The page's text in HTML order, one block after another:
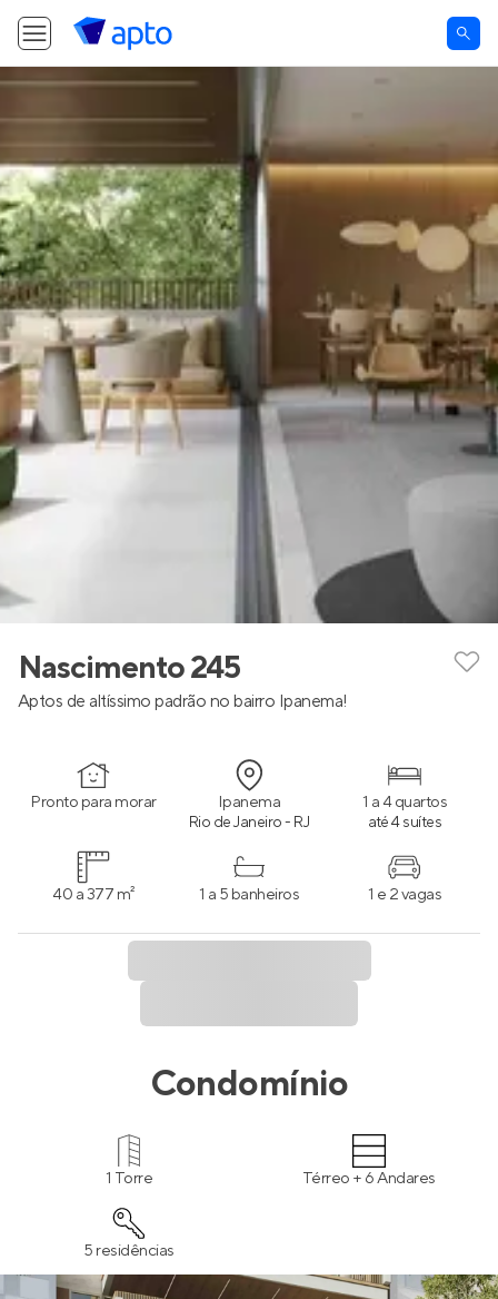
Nascimento 245
Aptos de altíssimo padrão no bairro Ipanema!
Pronto para morar Ipanema
Rio de Janeiro - RJ
1 a 4 quartos
até 4 suítes
40 a 377 m² 1 a 5 banheiros 1 e 2 vagas
Condomínio
1 Torre Térreo + 6 Andares
5 residências